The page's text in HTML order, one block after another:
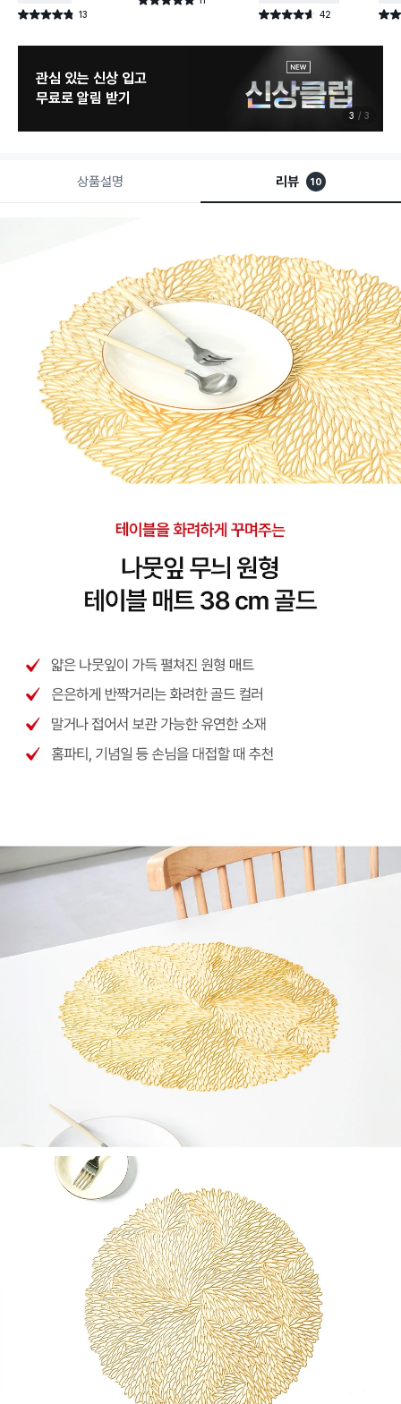
별점 4.8점 13
건 작성
건 작성
별점 4.6점 42
건 작성 별점
관심 있는 신상 입고
무료로 알림 받기
3 3
상품설명 리뷰 10